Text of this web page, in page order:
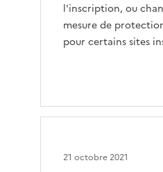
l'inscription, ou
mesure de
pour certains sites
21 octobre 2021